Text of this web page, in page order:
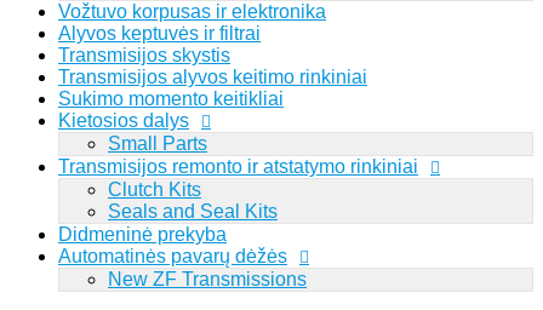
pagal dalies numerį: 1068298044
Vožtuvo korpusas ir elektronika
Alyvos keptuvės ir filtrai
Transmisijos skystis
Transmisijos alyvos keitimo rinkiniai
Sukimo momento keitikliai
Kietosios dalys
Small Parts
Transmisijos remonto ir atstatymo rinkiniai
Clutch Kits
Seals and Seal Kits
Didmeninė prekyba
Automatinės pavarų dėžės
New ZF Transmissions